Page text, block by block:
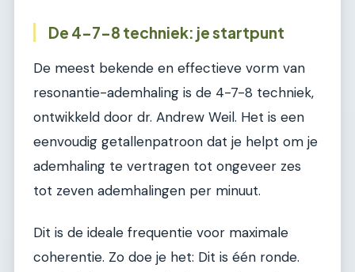
De 4-7-8 techniek: je startpunt
De meest bekende en effectieve vorm van
resonantie-ademhaling is de 4-7-8 techniek,
ontwikkeld door dr. Andrew Weil. Het is een
eenvoudig getallenpatroon dat je helpt om je
ademhaling te vertragen tot ongeveer zes
tot zeven ademhalingen per minuut.
Dit is de ideale frequentie voor maximale
coherentie. Zo doe je het: Dit is één ronde.